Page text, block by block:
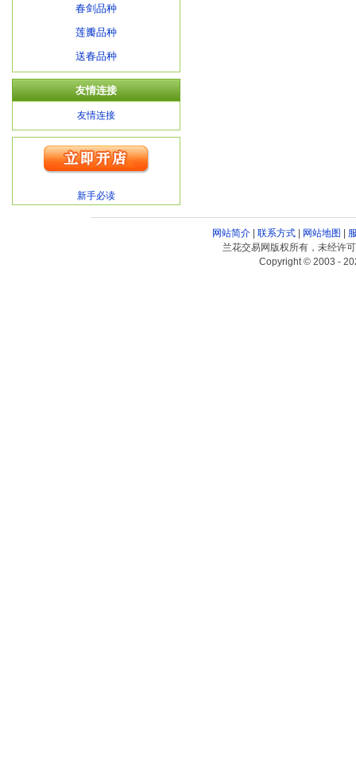
春剑品种
莲瓣品种
送春品种
友情连接
友情连接
新手必读
网站简介| 联系方式| 网站地图 |
兰花交易网版权所有，未经许
Copyright © 2003 -